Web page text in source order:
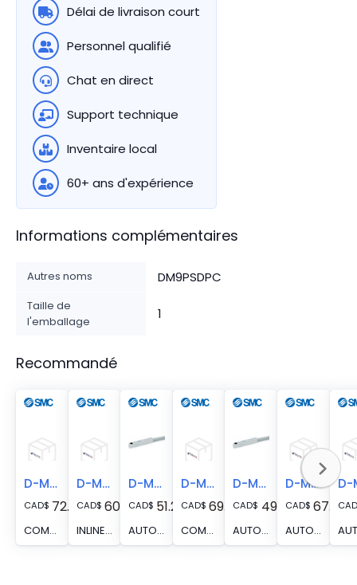
Délai de livraison court
Personnel qualifié
Chat en direct
Support technique
Inventaire local
60+ ans d'expérience
Informations complémentaires
Autres noms DM9PSDPC
Taille de
l'emballage
1
Recommandé
D-M9PSDPC-746
CAD$ 72.28
COMMUTATION AUTOMATIQUE, COMMUTATION AUTOMATIQUE
D-M9PSDPC-588
CAD$ 60.70
INLINE SOLID PNP DIRECT ATEX
D-M9PSBPC
CAD$ 51.26
AUTO-SWITCH, Inline Solid PNP Direct
D-M9PSBPC-746
CAD$ 69.07
COMMUTATION AUTOMATIQUE, COMMUTATION AUTOMATIQUE
D-M9PSAPC
CAD$ 49.95
AUTO-SWITCH, Inline Solid PNP Direct
D-M9PSAPC-746
CAD$ 67.77
AUTO-SWITCH, AUTO-SWITCH, JPN SPL
CAD